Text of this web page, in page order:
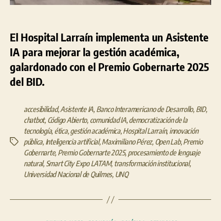
El Hospital Larraín implementa un Asistente
IA para mejorar la gestión académica,
galardonado con el Premio Gobernarte 2025
del BID.
Etiquetas
accesibilidad,Asistente IA, Banco Interamericano de Desarrollo, BID,
chatbot, Código Abierto, comunidad IA,democratización de la
tecnología, ética,gestión académica,Hospital Larraín, innovación
pública, Inteligencia artificial,Maximiliano Pérez, Open Lab,Premio
Gobernarte, Premio Gobernarte 2025, procesamiento de lenguaje
natural, Smart City Expo LATAM, transformación institucional,
Universidad Nacional de Quilmes, UNQ